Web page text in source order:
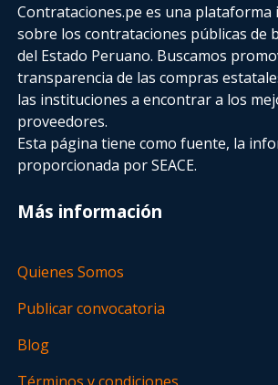
Contrataciones.pe es una
sobre los contrataciones públicas de
del Estado Peruano. Buscamos
transparencia de las compras
las instituciones a encontrar a los
proveedores.
Esta página tiene como fuente, la
proporcionada por SEACE.
Más información
Quienes Somos
Publicar convocatoria
Blog